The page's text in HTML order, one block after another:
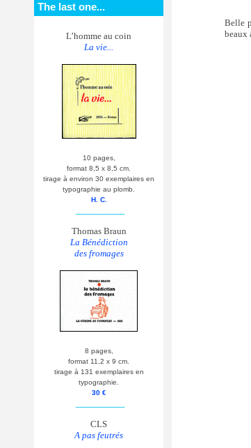
The last one...
L’homme au coin
La vie...
10 pages,
format 8,5 x 8,5 cm.
tirage à environ 30 exemplaires en
typographie au plomb.
H. C.
Thomas Braun
La Bénédiction
des fromages
8 pages,
format 11,2 x 9 cm.
tirage à 131 exemplaires en
typographie.
30 €
CLS
A pas feutrés
Belle
beaux